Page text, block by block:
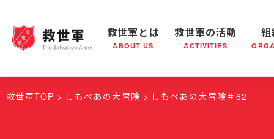
救世軍とは
ABOUT US
救世軍とは 世界が抱えている社会問題 救世軍
救世軍の活動
ACTIVITIES
救世軍の活動 社会鍋
組織概要
救世軍TOP しもべあの大冒険 しもべあの大冒険＃62